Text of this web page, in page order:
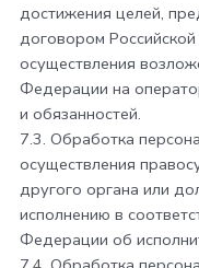
достижения целей,
договором
осуществления
Федерации на
и обязанностей.
7.3. Обработка
осуществления
другого органа или
исполнению в
Федерации об